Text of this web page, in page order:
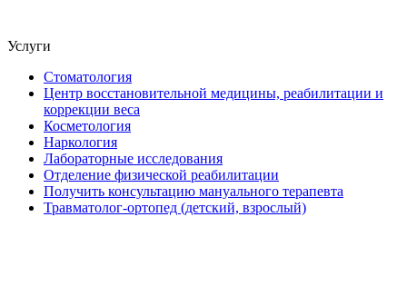
Услуги
Стоматология
Центр восстановительной медицины, реабилитации и
коррекции веса
Косметология
Наркология
Лабораторные исследования
Отделение физической реабилитации
Получить консультацию мануального терапевта
Травматолог-ортопед (детский, взрослый)